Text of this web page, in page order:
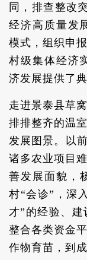
同，排查整改
经济高质量发
模式，组织申
村级集体经济
济发展提供了典
走进景泰县草
排排整齐的温
发展图景。以
诸多农业项目
善发展面貌，
村“会诊”，深
才”的经验、建
整合各类资金
作物育苗，到